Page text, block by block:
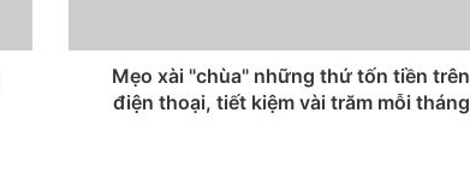
Mẹo xài "chùa" những thứ tốn tiền trên
điện thoại, tiết kiệm vài trăm mỗi tháng